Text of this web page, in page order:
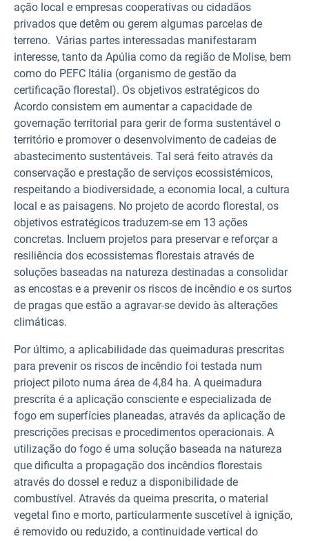
ação local e empresas cooperativas ou cidadãos
privados que detêm ou gerem algumas parcelas de
terreno. Várias partes interessadas manifestaram
interesse, tanto da Apúlia como da região de Molise, bem
como do PEFC Itália (organismo de gestão da
certificação florestal). Os objetivos estratégicos do
Acordo consistem em aumentar a capacidade de
governação territorial para gerir de forma sustentável o
território e promover o desenvolvimento de cadeias de
abastecimento sustentáveis. Tal será feito através da
conservação e prestação de serviços ecossistémicos,
respeitando a biodiversidade, a economia local, a cultura
local e as paisagens. No projeto de acordo florestal, os
objetivos estratégicos traduzem-se em 13 ações
concretas. Incluem projetos para preservar e reforçar a
resiliência dos ecossistemas florestais através de
soluções baseadas na natureza destinadas a consolidar
as encostas e a prevenir os riscos de incêndio e os surtos
de pragas que estão a agravar-se devido às alterações
climáticas.
Por último, a aplicabilidade das queimaduras prescritas
para prevenir os riscos de incêndio foi testada num
prioject piloto numa área de 4,84 ha. A queimadura
prescrita é a aplicação consciente e especializada de
fogo em superfícies planeadas, através da aplicação de
prescrições precisas e procedimentos operacionais. A
utilização do fogo é uma solução baseada na natureza
que dificulta a propagação dos incêndios florestais
através do dossel e reduz a disponibilidade de
combustível. Através da queima prescrita, o material
vegetal fino e morto, particularmente suscetível à ignição,
é removido ou reduzido, a continuidade vertical do